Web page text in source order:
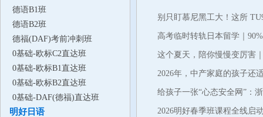
德语B1班
德语B2班
德福(DAF)考前冲刺班
0基础-欧标C2直达班
0基础-欧标B1直达班
0基础-欧标B2直达班
0基础-DAF(德福)直达班
明好日语
别只盯慕尼黑工大！这所
高考临时转轨日本留学｜
这个夏天，陪你慢慢变厉害
2026年，中产家庭的孩子还
给孩子一张“心态安全网”：
2026明好春季班课程全线启